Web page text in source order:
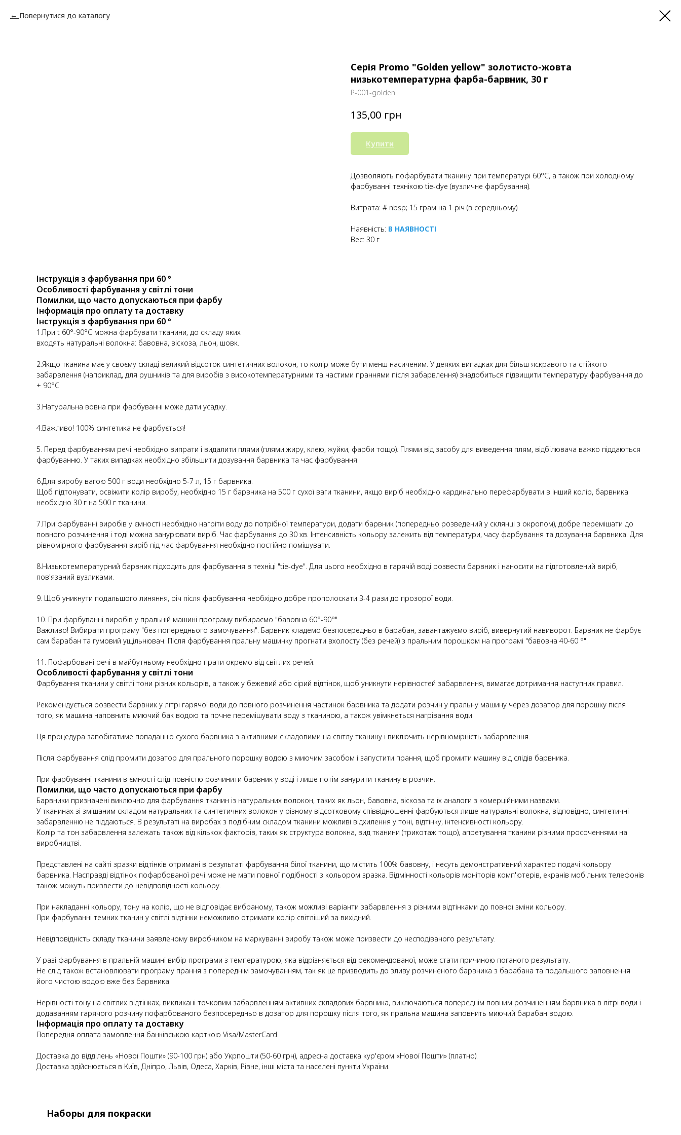
Повернутися до каталогу
Серія Promo "Golden yellow" золотисто-жовта
низькотемпературна фарба-барвник, 30 г
P-001-golden
135,00 грн
Купити
Дозволяють пофарбувати тканину при температурі 60°C, а також при холодному
фарбуванні технікою tie-dye (вузличне фарбування).
Витрата: # nbsp; 15 грам на 1 річ (в середньому)
Наявність: В НАЯВНОСТІ
Вес: 30 г
Інструкція з фарбування при 60 °
Особливості фарбування у світлі тони
Помилки, що часто допускаються при фарбу
Інформація про оплату та доставку
Інструкція з фарбування при 60 °
1.При t 60°-90°C можна фарбувати тканини, до складу яких
входять натуральні волокна: бавовна, віскоза, льон, шовк.
2.Якщо тканина має у своєму складі великий відсоток синтетичних волокон, то колір може бути менш насиченим. У деяких випадках для більш яскравого та стійкого
забарвлення (наприклад, для рушників та для виробів з високотемпературними та частими праннями після забарвлення) знадобиться підвищити температуру фарбування до
+ 90°С
3.Натуральна вовна при фарбуванні може дати усадку.
4.Важливо! 100% синтетика не фарбується!
5. Перед фарбуванням речі необхідно випрати і видалити плями (плями жиру, клею, жуйки, фарби тощо). Плями від засобу для виведення плям, відбілювача важко піддаються
фарбуванню. У таких випадках необхідно збільшити дозування барвника та час фарбування.
6.Для виробу вагою 500 г води необхідно 5-7 л, 15 г барвника.
Щоб підтонувати, освіжити колір виробу, необхідно 15 г барвника на 500 г сухої ваги тканини, якщо виріб необхідно кардинально перефарбувати в інший колір, барвника
необхідно 30 г на 500 г тканини.
7.При фарбуванні виробів у ємності необхідно нагріти воду до потрібної температури, додати барвник (попередньо розведений у склянці з окропом), добре перемішати до
повного розчинення і тоді можна занурювати виріб. Час фарбування до 30 хв. Інтенсивність кольору залежить від температури, часу фарбування та дозування барвника. Для
рівномірного фарбування виріб під час фарбування необхідно постійно помішувати.
8.Низькотемпературний барвник підходить для фарбування в техніці "tie-dye". Для цього необхідно в гарячій воді розвести барвник і наносити на підготовлений виріб,
пов'язаний вузликами.
9. Щоб уникнути подальшого линяння, річ після фарбування необхідно добре прополоскати 3-4 рази до прозорої води.
10. При фарбуванні виробів у пральній машині програму вибираємо "бавовна 60°-90°"
Важливо! Вибирати програму "без попереднього замочування". Барвник кладемо безпосередньо в барабан, завантажуємо виріб, вивернутий навиворот. Барвник не фарбує
сам барабан та гумовий ущільнювач. Після фарбування пральну машинку прогнати вхолосту (без речей) з пральним порошком на програмі "бавовна 40-60 °".
11. Пофарбовані речі в майбутньому необхідно прати окремо від світлих речей.
Особливості фарбування у світлі тони
Фарбування тканини у світлі тони різних кольорів, а також у бежевий або сірий відтінок, щоб уникнути нерівностей забарвлення, вимагає дотримання наступних правил.
Рекомендується розвести барвник у літрі гарячої води до повного розчинення частинок барвника та додати розчин у пральну машину через дозатор для порошку після
того, як машина наповнить миючий бак водою та почне перемішувати воду з тканиною, а також увімкнеться нагрівання води.
Ця процедура запобігатиме попаданню сухого барвника з активними складовими на світлу тканину і виключить нерівномірність забарвлення.
Після фарбування слід промити дозатор для прального порошку водою з миючим засобом і запустити прання, щоб промити машину від слідів барвника.
При фарбуванні тканини в ємності слід повністю розчинити барвник у воді і лише потім занурити тканину в розчин.
Помилки, що часто допускаються при фарбу
Барвники призначені виключно для фарбування тканин із натуральних волокон, таких як льон, бавовна, віскоза та їх аналоги з комерційними назвами.
У тканинах зі змішаним складом натуральних та синтетичних волокон у різному відсотковому співвідношенні фарбуються лише натуральні волокна, відповідно, синтетичні
забарвленню не піддаються. В результаті на виробах з подібним складом тканини можливі відхилення у тоні, відтінку, інтенсивності кольору.
Колір та тон забарвлення залежать також від кількох факторів, таких як структура волокна, вид тканини (трикотаж тощо), апретування тканини різними просоченнями на
виробництві.
Представлені на сайті зразки відтінків отримані в результаті фарбування білої тканини, що містить 100% бавовну, і несуть демонстративний характер подачі кольору
барвника. Насправді відтінок пофарбованої речі може не мати повної подібності з кольором зразка. Відмінності кольорів моніторів комп'ютерів, екранів мобільних телефонів
також можуть призвести до невідповідності кольору.
При накладанні кольору, тону на колір, що не відповідає вибраному, також можливі варіанти забарвлення з різними відтінками до повної зміни кольору.
При фарбуванні темних тканин у світлі відтінки неможливо отримати колір світліший за вихідний.
Невідповідність складу тканини заявленому виробником на маркуванні виробу також може призвести до несподіваного результату.
У разі фарбування в пральній машині вибір програми з температурою, яка відрізняється від рекомендованої, може стати причиною поганого результату.
Не слід також встановлювати програму прання з попереднім замочуванням, так як це призводить до зливу розчиненого барвника з барабана та подальшого заповнення
його чистою водою вже без барвника.
Нерівності тону на світлих відтінках, викликані точковим забарвленням активних складових барвника, виключаються попереднім повним розчиненням барвника в літрі води і
додаванням гарячого розчину пофарбованого безпосередньо в дозатор для порошку після того, як пральна машина заповнить миючий барабан водою.
Інформація про оплату та доставку
Попередня оплата замовлення банківською карткою Visa/MasterCard.
Доставка до відділень «Нової Пошти» (90-100 грн) або Укрпошти (50-60 грн), адресна доставка кур'єром «Нової Пошти» (платно).
Доставка здійснюється в Київ, Дніпро, Львів, Одеса, Харків, Рівне, інші міста та населені пункти України.
Наборы для покраски